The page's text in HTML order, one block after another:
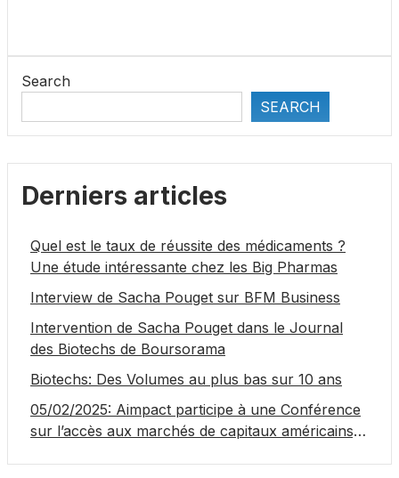
Search
SEARCH
Derniers articles
Quel est le taux de réussite des médicaments ?
Une étude intéressante chez les Big Pharmas
Interview de Sacha Pouget sur BFM Business
Intervention de Sacha Pouget dans le Journal
des Biotechs de Boursorama
Biotechs: Des Volumes au plus bas sur 10 ans
05/02/2025: Aimpact participe à une Conférence
sur l’accès aux marchés de capitaux américains,